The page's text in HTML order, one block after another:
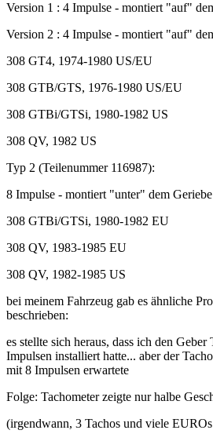
Version 1 : 4 Impulse - montiert "auf"
Version 2 : 4 Impulse - montiert "auf"
308 GT4, 1974-1980 US/EU
308 GTB/GTS, 1976-1980 US/EU
308 GTBi/GTSi, 1980-1982 US
308 QV, 1982 US
Typ 2 (Teilenummer 116987):
8 Impulse - montiert "unter" dem
308 GTBi/GTSi, 1980-1982 EU
308 QV, 1983-1985 EU
308 QV, 1982-1985 US
bei meinem Fahrzeug gab es ähnliche
beschrieben:
es stellte sich heraus, dass ich den
Impulsen installiert hatte... aber der
mit 8 Impulsen erwartete
Folge: Tachometer zeigte nur halbe
(irgendwann, 3 Tachos und viele